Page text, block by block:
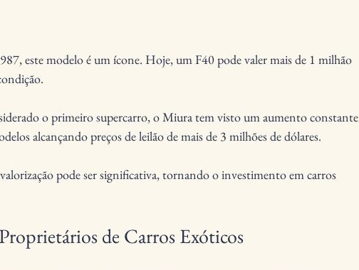
este modelo é um ícone. Hoje, um F40 pode valer mais de 1 milhão
o primeiro supercarro, o Miura tem visto um aumento constante
alcançando preços de leilão de mais de 3 milhões de dólares.
pode ser significativa, tornando o investimento em carros
de Carros Exóticos